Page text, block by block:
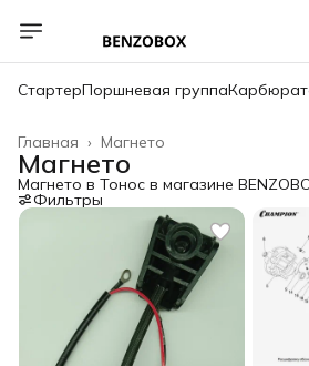
СтартерПоршневая группа
Магнето
Главная ›
Магнето
Магнето в Тонос в магазине
Фильтры